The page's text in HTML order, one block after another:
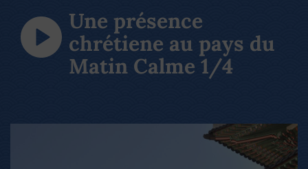
Une présence
chrétiene au pays du
Matin Calme 1/4